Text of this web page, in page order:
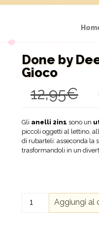
Done by
Gioco
12,95€
Gli anelli 2in1 sono un
piccoli oggetti al lettino,
di rubarteli: asseconda la
trasformandoli in un
Aggiungi al